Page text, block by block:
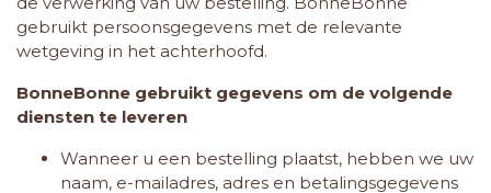
gebruikt persoonsgegevens met de relevante
wetgeving in het achterhoofd.
BonneBonne gebruikt gegevens om de volgende
diensten te leveren
Wanneer u een bestelling plaatst, hebben we uw
naam, e-mailadres, adres en betalingsgegevens